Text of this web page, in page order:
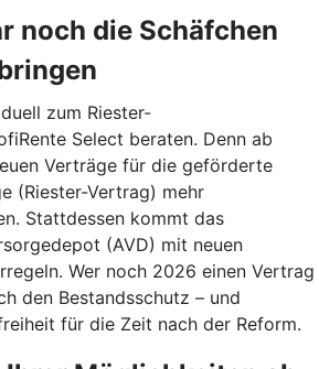
noch die Schäfchen
zum Riester-
Select beraten. Denn ab
Verträge für die geförderte
(Riester-Vertrag) mehr
Stattdessen kommt das
(AVD) mit neuen
Wer noch 2026 einen Vertrag
den Bestandsschutz – und
für die Zeit nach der Reform.